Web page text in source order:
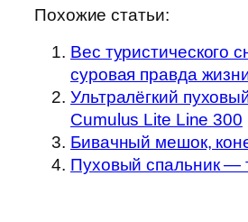
Похожие статьи:
Вес туристического
суровая правда
Ультралёгкий
Cumulus Lite Line 300
Бивачный мешок,
Пуховый спальник —